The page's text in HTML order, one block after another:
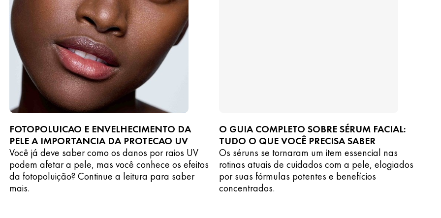
FOTOPOLUICAO E ENVELHECIMENTO DA
PELE A IMPORTANCIA DA PROTECAO UV
Você já deve saber como os danos por raios UV
podem afetar a pele, mas você conhece os efeitos
da fotopoluição? Continue a leitura para saber
mais.
O GUIA COMPLETO SOBRE SÉRUM FACIAL:
TUDO O QUE VOCÊ PRECISA SABER
Os séruns se tornaram um item essencial nas
rotinas atuais de cuidados com a pele, elogiados
por suas fórmulas potentes e benefícios
concentrados.